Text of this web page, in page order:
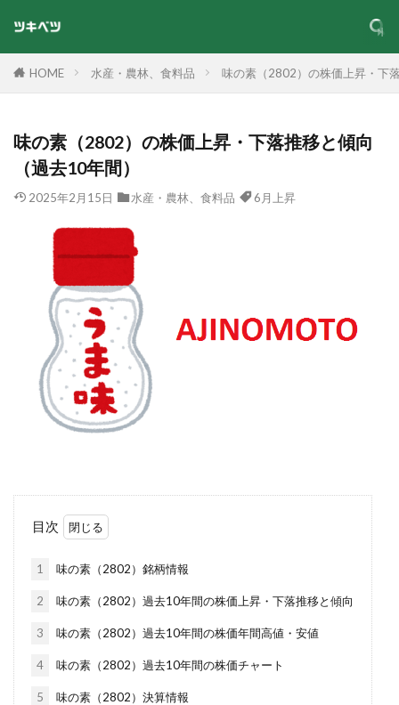
HOME 水産・農林、食料品 味の素（2802）の株価上昇・下
味の素（2802）の株価上昇・下落推移と傾向
（過去10年間）
2025年2月15日 水産・農林、食料品 6月上昇
目次
1 味の素（2802）銘柄情報
2 味の素（2802）過去10年間の株価上昇・下落推移と傾向
3 味の素（2802）過去10年間の株価年間高値・安値
4 味の素（2802）過去10年間の株価チャート
5 味の素（2802）決算情報